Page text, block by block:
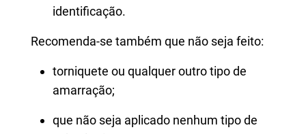
identificação.
Recomenda-se também que não seja feito:
torniquete ou qualquer outro tipo de
amarração;
que não seja aplicado nenhum tipo de